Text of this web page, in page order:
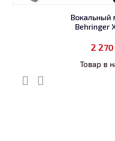
Вокальный
Behringer
2 270
Товар в